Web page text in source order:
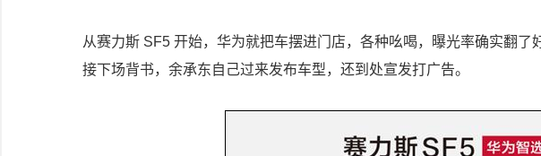
从赛力斯 SF5 开始，华为就把车摆进门店，各种吆喝，曝光率确实翻了
接下场背书，余承东自己过来发布车型，还到处宣发打广告。